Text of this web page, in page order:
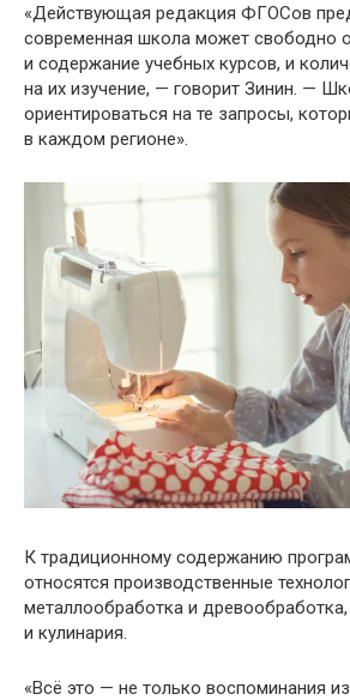
«Действующая редакция ФГОСов
современная школа может свободно
и содержание учебных курсов, и
на их изучение, — говорит Зинин. —
ориентироваться на те запросы,
в каждом регионе».
К традиционному содержанию
относятся производственные
металлообработка и
и кулинария.
«Всё это — не только воспоминания